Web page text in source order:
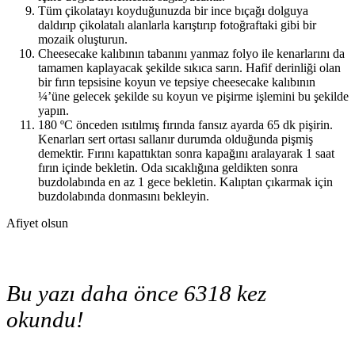
Tüm çikolatayı koyduğunuzda bir ince bıçağı dolguya
daldırıp çikolatalı alanlarla karıştırıp fotoğraftaki gibi bir
mozaik oluşturun.
Cheesecake kalıbının tabanını yanmaz folyo ile kenarlarını da
tamamen kaplayacak şekilde sıkıca sarın. Hafif derinliği olan
bir fırın tepsisine koyun ve tepsiye cheesecake kalıbının
¼’üne gelecek şekilde su koyun ve pişirme işlemini bu şekilde
yapın.
180 ºC önceden ısıtılmış fırında fansız ayarda 65 dk pişirin.
Kenarları sert ortası sallanır durumda olduğunda pişmiş
demektir. Fırını kapattıktan sonra kapağını aralayarak 1 saat
fırın içinde bekletin. Oda sıcaklığına geldikten sonra
buzdolabında en az 1 gece bekletin. Kalıptan çıkarmak için
buzdolabında donmasını bekleyin.
Afiyet olsun
Bu yazı daha önce 6318 kez
okundu!